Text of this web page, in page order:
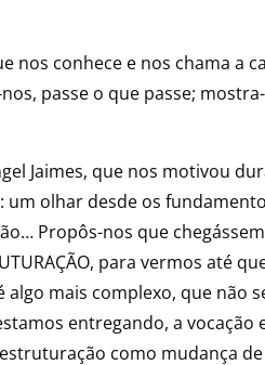
nos conhece e nos chama a
passe o que passe;
Jaimes, que nos motivou
olhar desde os
Propôs-nos que
para vermos até
mais complexo, que não
entregando, a vocação
como mudança